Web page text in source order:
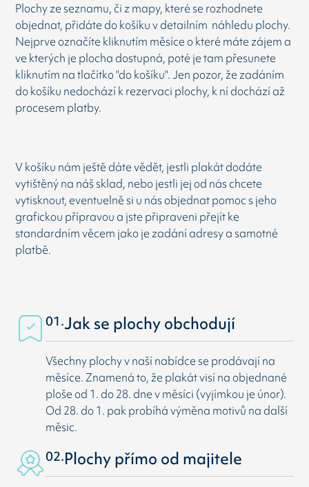
Plochy ze seznamu, či z mapy, které se rozhodnete
objednat, přidáte do košíku v detailním náhledu plochy.
Nejprve označíte kliknutím měsíce o které máte zájem a
ve kterých je plocha dostupná, poté je tam přesunete
kliknutím na tlačítko "do košíku". Jen pozor, že zadáním
do košíku nedochází k rezervaci plochy, k ní dochází až
procesem platby.
V košíku nám ještě dáte vědět, jestli plakát dodáte
vytištěný na náš sklad, nebo jestli jej od nás chcete
vytisknout, eventuelně si u nás objednat pomoc s jeho
grafickou přípravou a jste připraveni přejít ke
standardním věcem jako je zadání adresy a samotné
platbě.
01.Jak se plochy obchodují
Všechny plochy v naší nabídce se prodávají na
měsíce. Znamená to, že plakát visí na objednané
ploše od 1. do 28. dne v měsíci (vyjímkou je únor).
Od 28. do 1. pak probíhá výměna motivů na další
měsic.
02.Plochy přímo od majitele